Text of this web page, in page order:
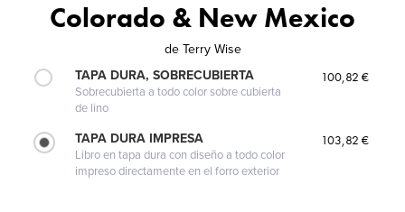
Colorado & New Mexico
de Terry Wise
TAPA DURA, SOBRECUBIERTA
Sobrecubierta a todo color sobre cubierta
de lino
100,82 €
TAPA DURA IMPRESA
Libro en tapa dura con diseño a todo color
impreso directamente en el forro exterior
103,82 €